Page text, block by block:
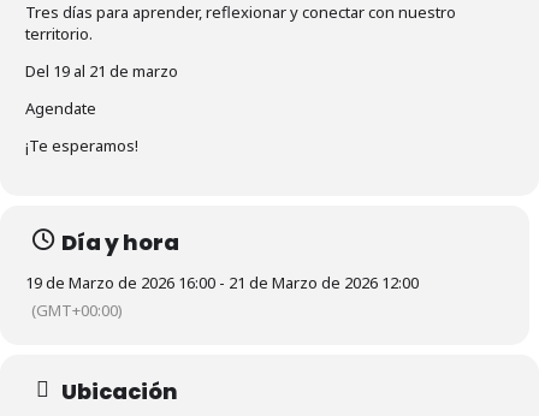
Tres días para aprender, reflexionar y conectar con nuestro
territorio.
Del 19 al 21 de marzo
Agendate
¡Te esperamos!
Día y hora
19 de Marzo de 2026 16:00 - 21 de Marzo de 2026 12:00
(GMT+00:00)
Ubicación